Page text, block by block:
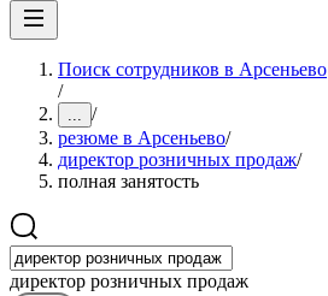
Поиск сотрудников в Арсеньево
/
... /
резюме в Арсеньево/
директор розничных продаж/
полная занятость
директор розничных продаж